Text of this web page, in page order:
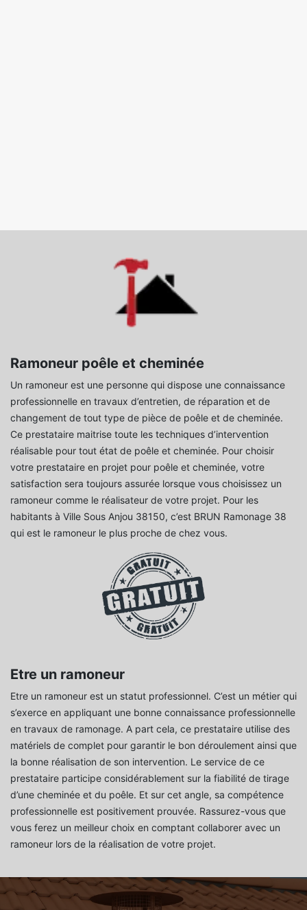
Ramoneur poêle et cheminée
Un ramoneur est une personne qui dispose une connaissance
professionnelle en travaux d’entretien, de réparation et de
changement de tout type de pièce de poêle et de cheminée.
Ce prestataire maitrise toute les techniques d’intervention
réalisable pour tout état de poêle et cheminée. Pour choisir
votre prestataire en projet pour poêle et cheminée, votre
satisfaction sera toujours assurée lorsque vous choisissez un
ramoneur comme le réalisateur de votre projet. Pour les
habitants à Ville Sous Anjou 38150, c’est BRUN Ramonage 38
qui est le ramoneur le plus proche de chez vous.
Etre un ramoneur
Etre un ramoneur est un statut professionnel. C’est un métier qui
s’exerce en appliquant une bonne connaissance professionnelle
en travaux de ramonage. A part cela, ce prestataire utilise des
matériels de complet pour garantir le bon déroulement ainsi que
la bonne réalisation de son intervention. Le service de ce
prestataire participe considérablement sur la fiabilité de tirage
d’une cheminée et du poêle. Et sur cet angle, sa compétence
professionnelle est positivement prouvée. Rassurez-vous que
vous ferez un meilleur choix en comptant collaborer avec un
ramoneur lors de la réalisation de votre projet.